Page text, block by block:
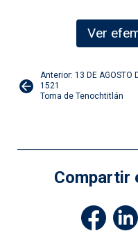
Ver
Navegación
Anterior: 13 DE AGOSTO
1521
Toma de Tenochtitlán
Compartir